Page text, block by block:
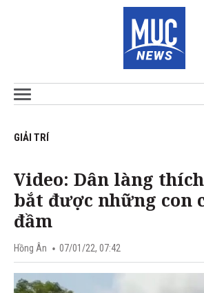
GIẢI TRÍ
Video: Dân làng
bắt được những con
đầm
Hồng Ân 07/01/22, 07:42